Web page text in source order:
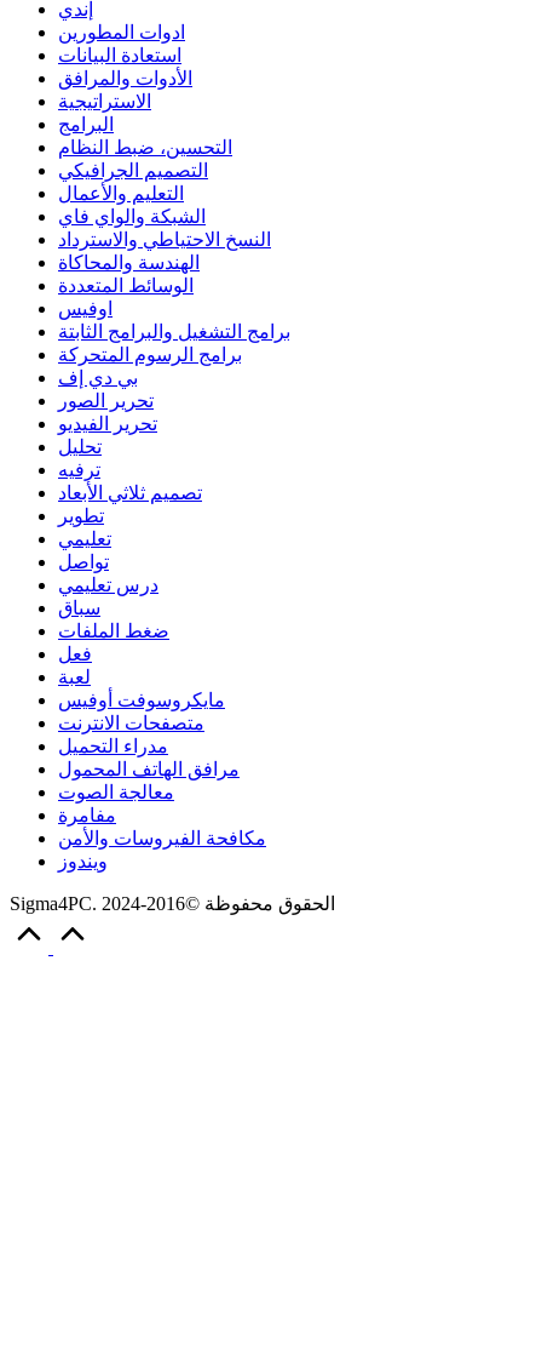
إندي
ادوات المطورين
استعادة البيانات
الأدوات والمرافق
الاستراتيجية
البرامج
التحسين، ضبط النظام
التصميم الجرافيكي
التعليم والأعمال
الشبكة والواي فاي
النسخ الاحتياطي والاسترداد
الهندسة والمحاكاة
الوسائط المتعددة
اوفيس
برامج التشغيل والبرامج الثابتة
برامج الرسوم المتحركة
بي دي إف
تحرير الصور
تحرير الفيديو
تحليل
ترفيه
تصميم ثلاثي الأبعاد
تطوير
تعليمي
تواصل
درس تعليمي
سباق
ضغط الملفات
فعل
لعبة
مايكروسوفت أوفيس
متصفحات الانترنت
مدراء التحميل
مرافق الهاتف المحمول
معالجة الصوت
مفامرة
مكافحة الفيروسات والأمن
ويندوز
Sigma4PC. الحقوق محفوظة ©2016-2024